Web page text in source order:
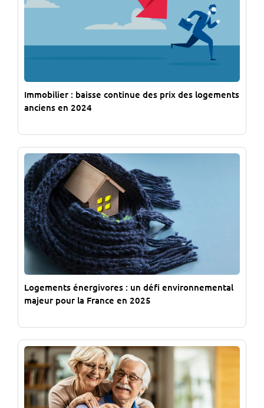
Immobilier : baisse continue des prix des logements
anciens en 2024
Logements énergivores : un défi environnemental
majeur pour la France en 2025